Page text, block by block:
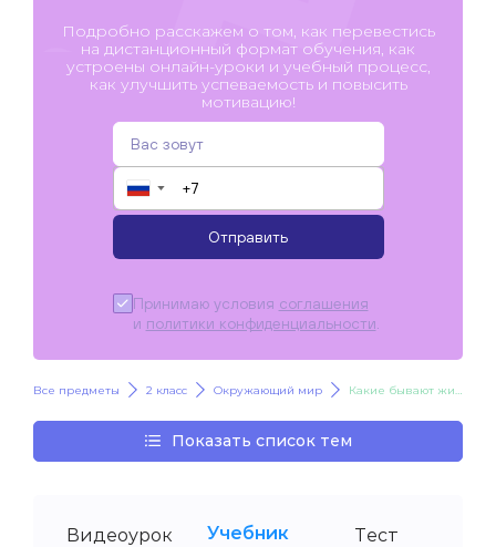
Подробно расскажем о том, как перевестись
на дистанционный формат обучения, как
устроены онлайн-уроки и учебный процесс,
как улучшить успеваемость и повысить
мотивацию!
▼
Отправить
Принимаю условия соглашения
и политики конфиденциальности
Все предметы 2 класс Окружающий мир Какие бывают животные
Показать список тем
Видеоурок Учебник Тест